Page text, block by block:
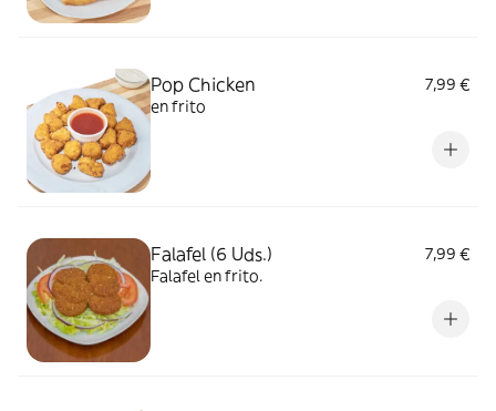
Pop Chicken
7,99 €
en frito
Falafel (6 Uds.)
7,99 €
Falafel en frito.